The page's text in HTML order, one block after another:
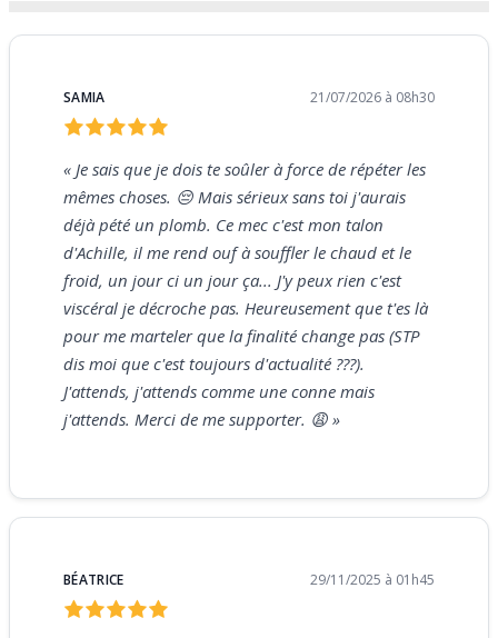
SAMIA 21/07/2026 à 08h30
« Je sais que je dois te soûler à force de répéter les
mêmes choses. 😔 Mais sérieux sans toi j'aurais
déjà pété un plomb. Ce mec c'est mon talon
d'Achille, il me rend ouf à souffler le chaud et le
froid, un jour ci un jour ça... J'y peux rien c'est
viscéral je décroche pas. Heureusement que t'es là
pour me marteler que la finalité change pas (STP
dis moi que c'est toujours d'actualité ???).
J'attends, j'attends comme une conne mais
j'attends. Merci de me supporter. 😩 »
BÉATRICE 29/11/2025 à 01h45